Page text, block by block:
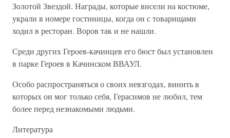
Золотой Звездой. Награды, которые висели на костюме,
украли в номере гостиницы, когда он с товарищами
ходил в ресторан. Воров так и не нашли.
Среди других Героев-качинцев его бюст был установлен
в парке Героев в Качинском ВВАУЛ.
Особо распространяться о своих невзгодах, винить в
которых он мог только себя, Герасимов не любил, тем
более перед незнакомыми людьми.
Литература